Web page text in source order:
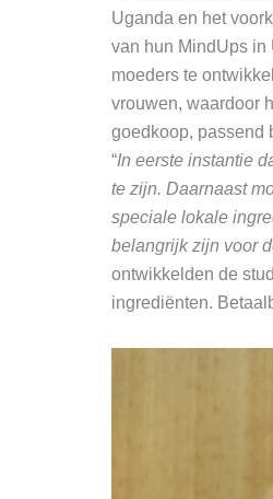
Uganda en het
van hun MindUps in
moeders te
vrouwen, waardoor
goedkoop, passend
“In eerste instantie
te zijn. Daarnaast
speciale lokale
belangrijk zijn voor
ontwikkelden de
ingrediënten.